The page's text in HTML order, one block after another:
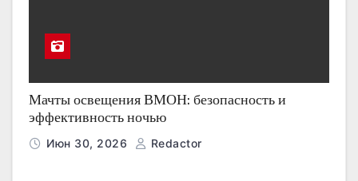
Мачты освещения ВМОН: безопасность и
эффективность ночью
Июн 30, 2026 Redactor